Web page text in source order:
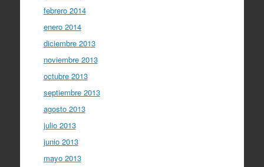
febrero 2014
enero 2014
diciembre 2013
noviembre 2013
octubre 2013
septiembre 2013
agosto 2013
julio 2013
junio 2013
mayo 2013